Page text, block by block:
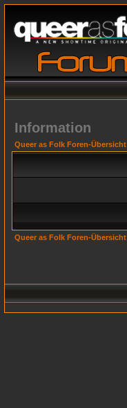
Information
Queer as Folk Foren-Übersicht
Queer as Folk Foren-Übersicht